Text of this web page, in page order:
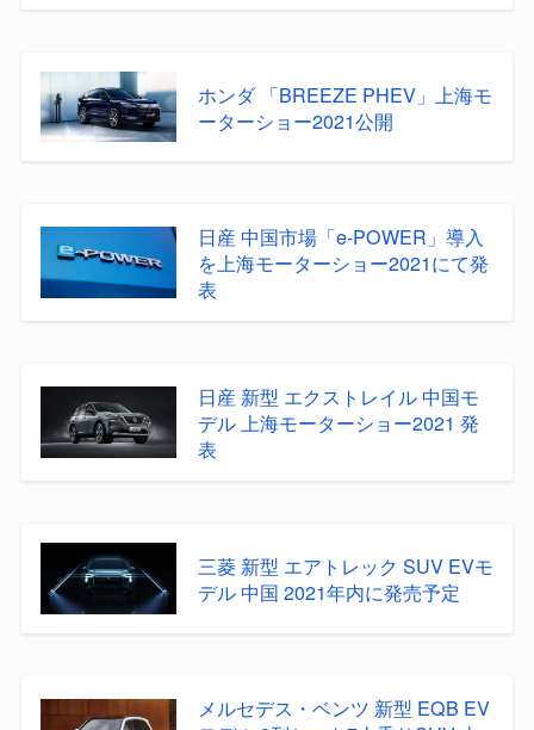
ホンダ 「BREEZE PHEV」上海モ
ーターショー2021公開
日産 中国市場「e-POWER」導入
を上海モーターショー2021にて発
表
日産 新型 エクストレイル 中国モ
デル 上海モーターショー2021 発
表
三菱 新型 エアトレック SUV EVモ
デル 中国 2021年内に発売予定
メルセデス・ベンツ 新型 EQB EV